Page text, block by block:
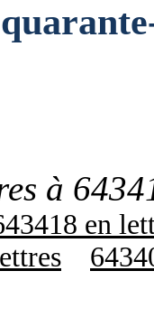
à
en